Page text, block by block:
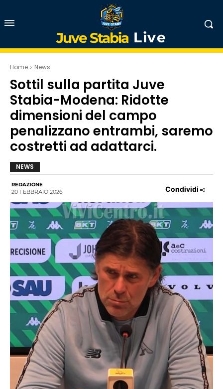
Juve Stabia Live
Home News
Sottil sulla partita Juve
Stabia-Modena: Ridotte
dimensioni del campo
penalizzano entrambi, saremo
costretti ad adattarci.
NEWS
REDAZIONE
20 FEBBRAIO 2026 Condividi